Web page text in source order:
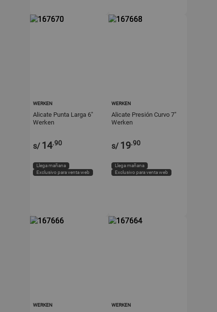
WERKEN
Alicate Punta Larga 6"
Werken
s/ 14.90
Llega mañana
Exclusivo para venta web
WERKEN
Alicate Presión Curvo 7"
Werken
s/ 19.90
Llega mañana
Exclusivo para venta web
WERKEN WERKEN